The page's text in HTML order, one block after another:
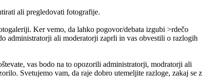
ali pregledovati fotografije.
Ker vemo, da lahko pogovor/debata izgubi >rdečo
administratorji ali moderatorji zaprli in vas obvestili o razlogih
vas bodo na to opozorili administratorji, modratorji ali
Svetujemo vam, da raje dobro utemeljite razloge, zakaj se z